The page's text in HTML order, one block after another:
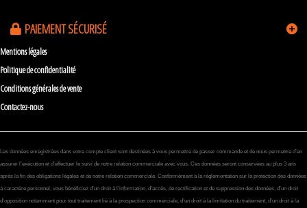
PAIEMENT SÉCURISÉ
Mentions légales
Politique de confidentialité
Conditions générales de vente
Contactez-nous
Les données enregistrées dans votre compte client sont destinées à vous permettre de passer commande et de nous permettre d’en
assurer l’exécution et d’effectuer le suivi de notre relation commerciale avec vous. Ces données seront conservées au plus 3 ans
après la fin des obligations légales et de notre relation commerciale. Conformément à la réglementation sur la protection des données
à caractère personnel, vous bénéficiez d’un droit à l’information, d’accès, de rectification et de suppression des données, d’un droit
d’opposition notamment pour tout traitement lié à la prospection commerciale, d’un droit à la limitation du traitement, d’un droit à la